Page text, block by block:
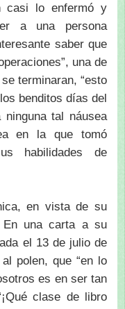
casi lo enfermó y
a una persona
saber que
una de
terminaran, “esto
benditos días del
tal náusea
en la que tomó
habilidades de
en vista de su
una carta a su
el 13 de julio de
polen, que “en lo
es en ser tan
clase de libro